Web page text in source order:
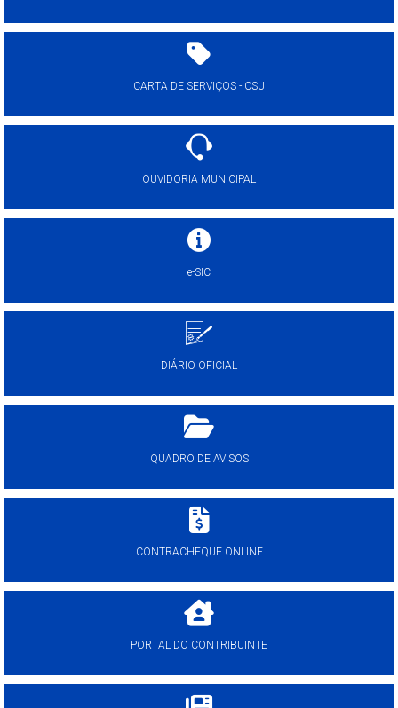
CARTA DE SERVIÇOS - CSU
OUVIDORIA MUNICIPAL
e-SIC
DIÁRIO OFICIAL
QUADRO DE AVISOS
CONTRACHEQUE ONLINE
PORTAL DO CONTRIBUINTE